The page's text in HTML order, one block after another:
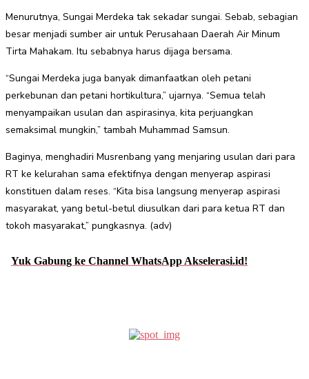
Menurutnya, Sungai Merdeka tak sekadar sungai. Sebab, sebagian
besar menjadi sumber air untuk Perusahaan Daerah Air Minum
Tirta Mahakam. Itu sebabnya harus dijaga bersama.
“Sungai Merdeka juga banyak dimanfaatkan oleh petani
perkebunan dan petani hortikultura,” ujarnya. “Semua telah
menyampaikan usulan dan aspirasinya, kita perjuangkan
semaksimal mungkin,” tambah Muhammad Samsun.
Baginya, menghadiri Musrenbang yang menjaring usulan dari para
RT ke kelurahan sama efektifnya dengan menyerap aspirasi
konstituen dalam reses. “Kita bisa langsung menyerap aspirasi
masyarakat, yang betul-betul diusulkan dari para ketua RT dan
tokoh masyarakat,” pungkasnya. (adv)
Yuk Gabung ke Channel WhatsApp Akselerasi.id!